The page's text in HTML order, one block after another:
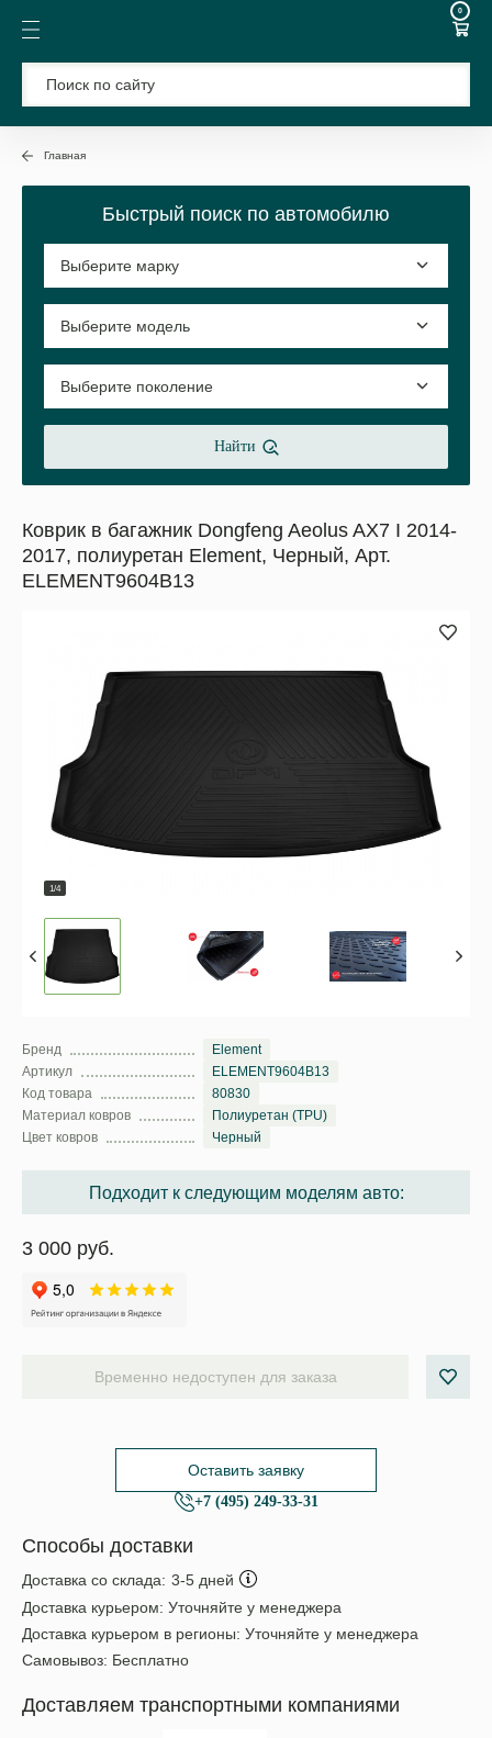
0
Главная
Быстрый поиск по автомобилю
Найти
Коврик в багажник Dongfeng Aeolus AX7 I 2014-
2017, полиуретан Element, Черный, Арт.
ELEMENT9604B13
1/4
Бренд
Element
Артикул
ELEMENT9604B13
Код товара
80830
Материал ковров
Полиуретан (TPU)
Цвет ковров
Черный
Подходит к следующим моделям авто:
3 000 руб.
Временно недоступен для заказа
Оставить заявку
+7 (495) 249-33-31
Способы доставки
Доставка со склада: 3-5 дней
Доставка курьером: Уточняйте у менеджера
Доставка курьером в регионы: Уточняйте у менеджера
Самовывоз: Бесплатно
Доставляем транспортными компаниями